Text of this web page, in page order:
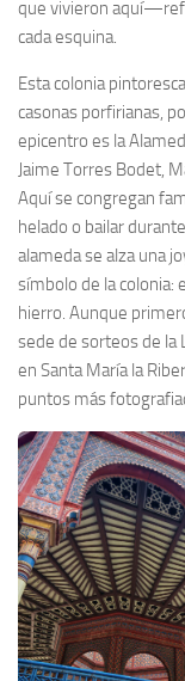
que vivieron
cada esquina.
Esta colonia
casonas porfirianas,
epicentro es la
Jaime Torres Bodet,
Aquí se congregan
helado o bailar
alameda se alza una
símbolo de la colonia:
hierro. Aunque
sede de sorteos de la
en Santa María la
puntos más